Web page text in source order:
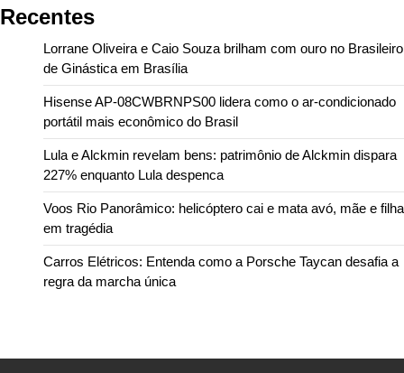
Recentes
Lorrane Oliveira e Caio Souza brilham com ouro no Brasileiro
de Ginástica em Brasília
Hisense AP-08CWBRNPS00 lidera como o ar-condicionado
portátil mais econômico do Brasil
Lula e Alckmin revelam bens: patrimônio de Alckmin dispara
227% enquanto Lula despenca
Voos Rio Panorâmico: helicóptero cai e mata avó, mãe e filha
em tragédia
Carros Elétricos: Entenda como a Porsche Taycan desafia a
regra da marcha única